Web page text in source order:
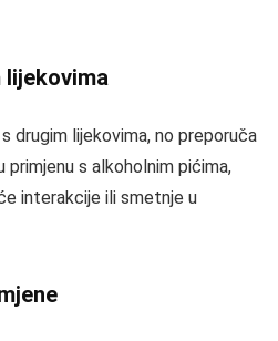
lijekovima
drugim lijekovima, no preporuča
s alkoholnim pićima,
interakcije ili smetnje u